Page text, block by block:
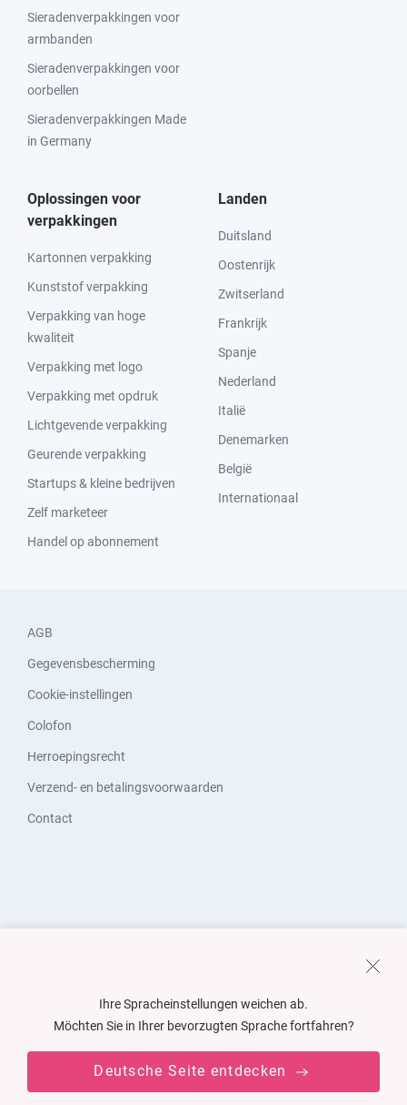
Sieradenverpakkingen voor
armbanden
Sieradenverpakkingen voor
oorbellen
Sieradenverpakkingen Made
in Germany
Oplossingen voor
verpakkingen
Kartonnen verpakking
Kunststof verpakking
Verpakking van hoge
kwaliteit
Verpakking met logo
Verpakking met opdruk
Lichtgevende verpakking
Geurende verpakking
Startups & kleine bedrijven
Zelf marketeer
Handel op abonnement
Landen
Duitsland
Oostenrijk
Zwitserland
Frankrijk
Spanje
Nederland
Italië
Denemarken
België
Internationaal
AGB
Gegevensbescherming
Cookie-instellingen
Colofon
Herroepingsrecht
Verzend- en betalingsvoorwaarden
Contact
Ihre Spracheinstellungen weichen ab.
Möchten Sie in Ihrer bevorzugten Sprache fortfahren?
Deutsche Seite entdecken